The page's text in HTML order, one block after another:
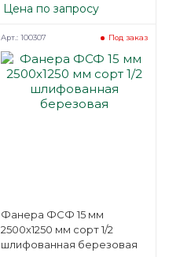
Цена по запросу
Фанера ФСФ 15 мм
2500х1250 мм сорт 1/2
шлифованная березовая
Под заказ
Арт.: 100307